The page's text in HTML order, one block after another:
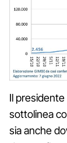
Il
sottolinea
sia anche